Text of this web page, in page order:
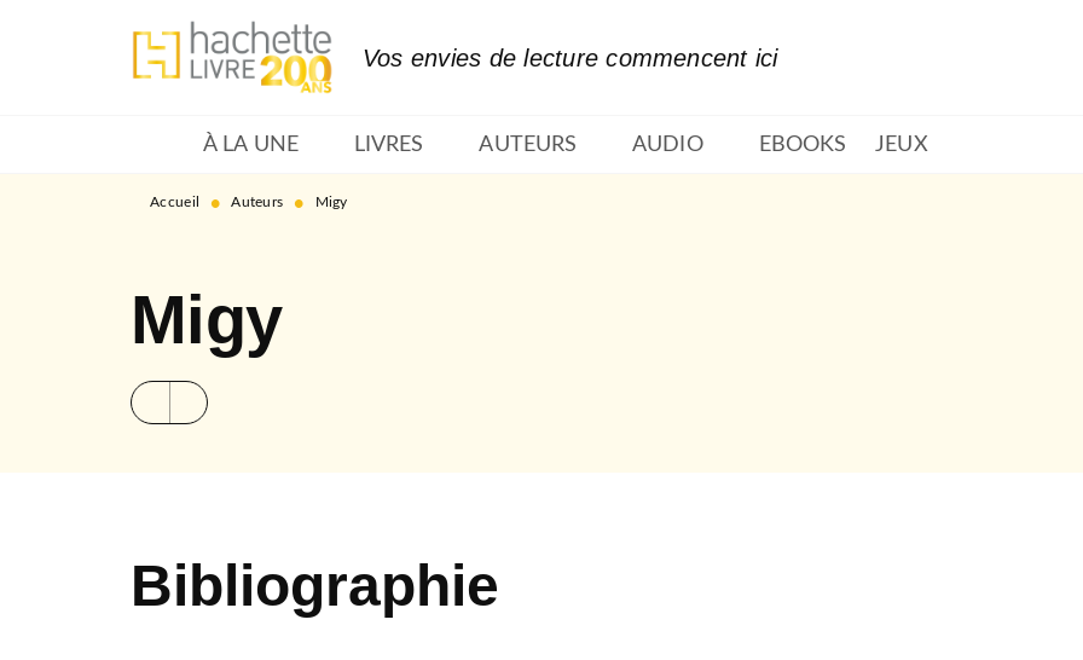
MENU RECHERCHE
Vos envies de lecture commencent ici
À LA UNE LIVRES AUTEURS AUDIO EBOOKS JEUX
Accueil • Auteurs • Migy
Migy
Bibliographie